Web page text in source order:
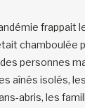
frappait
chamboulée
personnes
aînés isolés,
abris, les